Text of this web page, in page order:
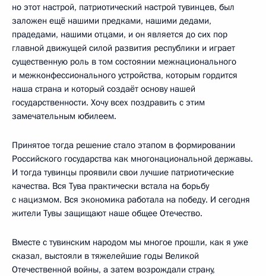
но этот настрой, патриотический настрой тувинцев, был
заложен ещё нашими предками, нашими дедами,
прадедами, нашими отцами, и он является до сих пор
главной движущей силой развития республики и играет
существенную роль в том состоянии межнационального
и межконфессионального устройства, которым гордится
наша страна и который создаёт основу нашей
государственности. Хочу всех поздравить с этим
замечательным юбилеем.
Принятое тогда решение стало этапом в формировании
Российского государства как многонациональной державы.
И тогда тувинцы проявили свои лучшие патриотические
качества. Вся Тува практически встала на борьбу
с нацизмом. Вся экономика работала на победу. И сегодня
жители Тувы защищают наше общее Отечество.
Вместе с тувинским народом мы многое прошли, как я уже
сказал, выстояли в тяжелейшие годы Великой
Отечественной войны, а затем возрождали страну,